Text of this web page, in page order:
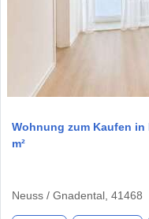
Wohnung zum Kaufen in
m²
Neuss / Gnadental, 41468